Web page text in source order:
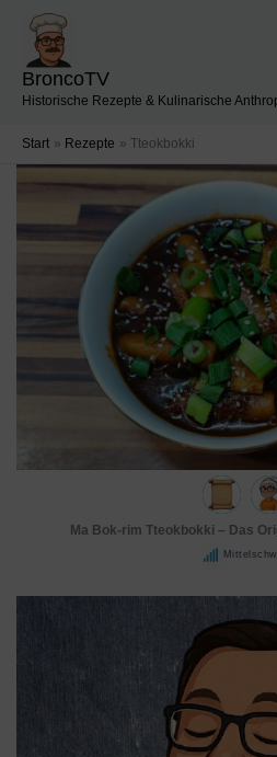
Inhalt
springen
BroncoTV
Historische Rezepte & Kulinarische
Start Rezepte Tteokbokki
Ma Bok-rim Tteokbokki – Das